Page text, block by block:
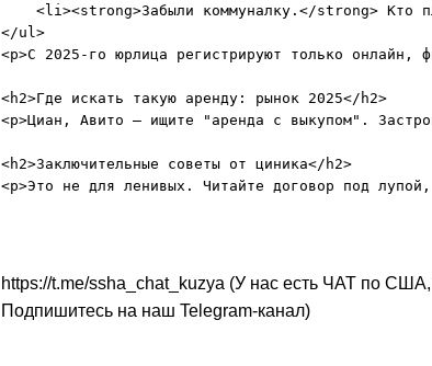
<li><strong>Забыли коммуналку.</strong> Кто
</ul>
<p>С 2025-го юрлица регистрируют только
<h2>Где искать такую аренду: рынок 2025</h2>
<p>Циан, Авито – ищите "аренда с выкупом".
<h2>Заключительные советы от циника</h2>
https://t.me/ssha_chat_kuzya (У нас есть ЧАТ по
Подпишитесь на наш Telegram-канал)